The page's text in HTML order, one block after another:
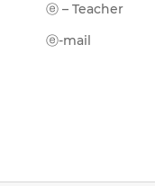
ⓔ – Teacher
ⓔ-mail